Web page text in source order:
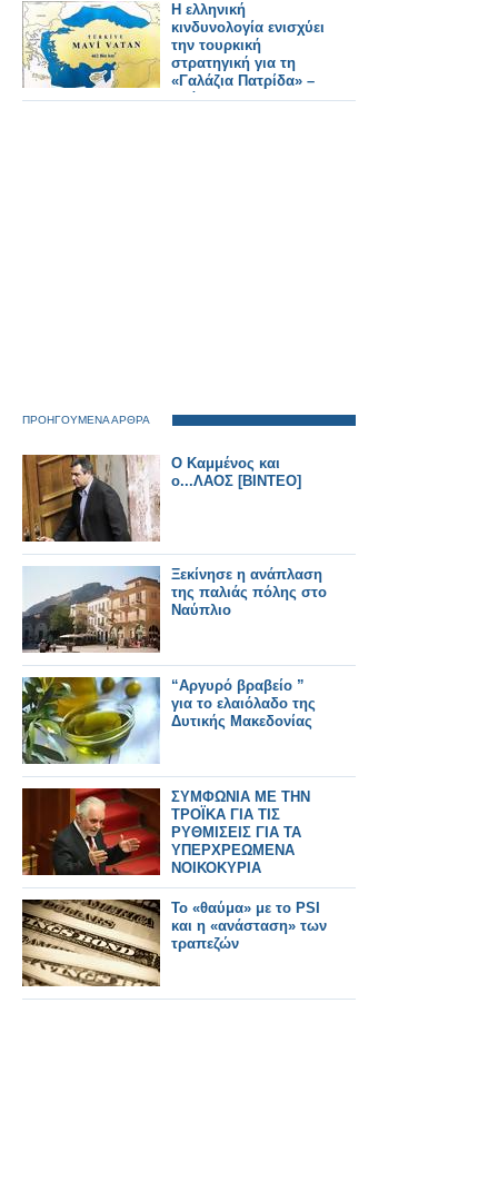
Η ελληνική
κινδυνολογία ενισχύει
την τουρκική
στρατηγική για τη
«Γαλάζια Πατρίδα» –
Ανάλυση του
ΠΡΟΗΓΟΥΜΕΝΑ ΑΡΘΡΑ
Ο Καμμένος και
ο...ΛΑΟΣ [ΒΙΝΤΕΟ]
Ξεκίνησε η ανάπλαση
της παλιάς πόλης στο
Ναύπλιο
“Αργυρό βραβείο ”
για το ελαιόλαδο της
Δυτικής Μακεδονίας
ΣΥΜΦΩΝΙΑ ΜΕ ΤΗΝ
ΤΡΟΪΚΑ ΓΙΑ ΤΙΣ
ΡΥΘΜΙΣΕΙΣ ΓΙΑ ΤΑ
ΥΠΕΡΧΡΕΩΜΕΝΑ
ΝΟΙΚΟΚΥΡΙΑ
Το «θαύμα» με το PSI
και η «ανάσταση» των
τραπεζών